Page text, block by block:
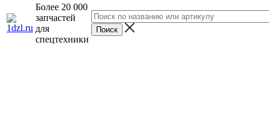
Более 20 000
запчастей
для
спецтехники